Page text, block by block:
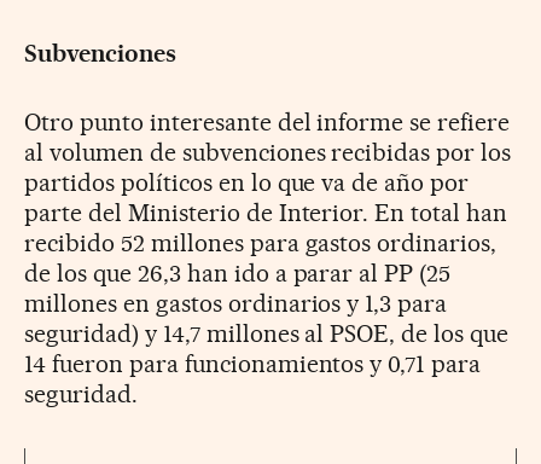
Subvenciones
Otro punto interesante del informe se refiere
al volumen de subvenciones recibidas por los
partidos políticos en lo que va de año por
parte del Ministerio de Interior. En total han
recibido 52 millones para gastos ordinarios,
de los que 26,3 han ido a parar al PP (25
millones en gastos ordinarios y 1,3 para
seguridad) y 14,7 millones al PSOE, de los que
14 fueron para funcionamientos y 0,71 para
seguridad.